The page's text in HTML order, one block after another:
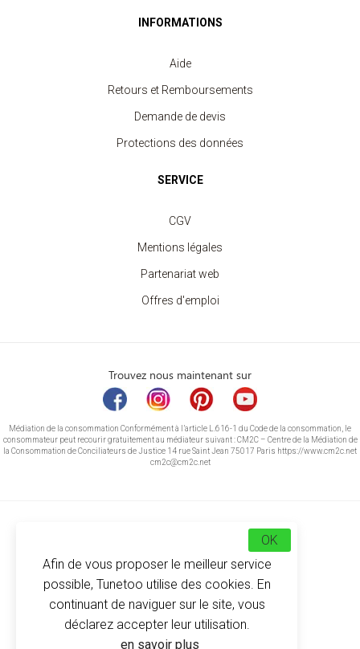
INFORMATIONS
Aide
Retours et Remboursements
Demande de devis
Protections des données
SERVICE
CGV
Mentions légales
Partenariat web
Offres d'emploi
Trouvez nous maintenant sur
Médiation de la consommation Conformément à l’article L.616-1 du Code de la consommation, le
consommateur peut recourir gratuitement au médiateur suivant : CM2C – Centre de la Médiation de
la Consommation de Conciliateurs de Justice 14 rue Saint Jean 75017 Paris https://www.cm2c.net
cm2c@cm2c.net
© Copyright 2026 -Tunetoo
Afin de vous proposer le meilleur service
possible, Tunetoo utilise des cookies. En
continuant de naviguer sur le site, vous
déclarez accepter leur utilisation.
en savoir plus
OK